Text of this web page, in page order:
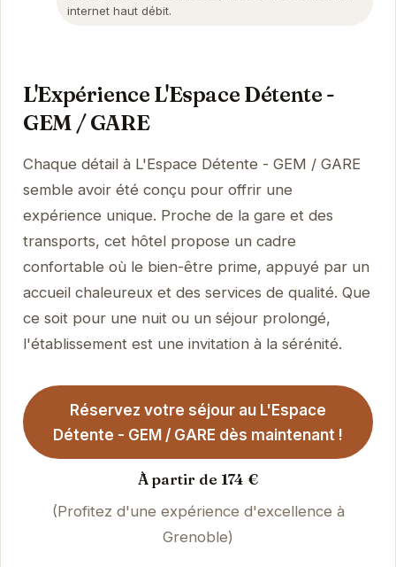
internet haut débit.
L'Expérience L'Espace Détente -
GEM / GARE
Chaque détail à L'Espace Détente - GEM / GARE
semble avoir été conçu pour offrir une
expérience unique. Proche de la gare et des
transports, cet hôtel propose un cadre
confortable où le bien-être prime, appuyé par un
accueil chaleureux et des services de qualité. Que
ce soit pour une nuit ou un séjour prolongé,
l'établissement est une invitation à la sérénité.
Réservez votre séjour au L'Espace
Détente - GEM / GARE dès maintenant !
À partir de 174 €
(Profitez d'une expérience d'excellence à
Grenoble)